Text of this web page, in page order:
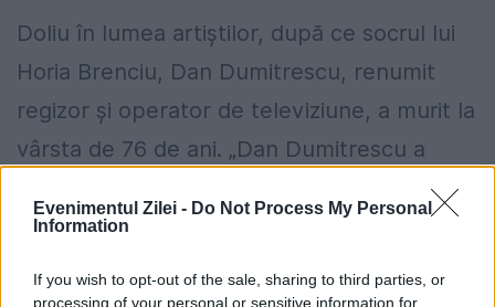
Evenimentul Zilei - Do Not Process My Personal
Information
If you wish to opt-out of the sale, sharing to third parties, or
processing of your personal or sensitive information for
Doliu în lumea artiștilor, după ce socrul lui
Horia Brenciu, Dan Dumitrescu, renumit
regizor și operator de televiziune, a murit la
vârsta de 76 de ani. „Dan Dumitrescu a